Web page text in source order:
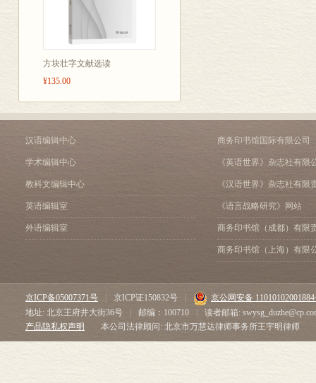
方块壮字文献选读
¥135.00
汉语编辑中心
学术编辑中心
教科文编辑中心
英语编辑室
外语编辑室
商务印书馆国际有限公司
《英语世界》杂志社有限
《汉语世界》杂志社有限
《语言战略研究》网站
商务印书馆（成都）有限
商务印书馆（上海）有限
京ICP备05007371号 京ICP证150832号
京公网安备
地址: 北京王府井大街36号
邮编：100710
读者邮箱:
产品隐私权声明
本公司法律顾问: 北京市万慧达律师事务所王宇明律师